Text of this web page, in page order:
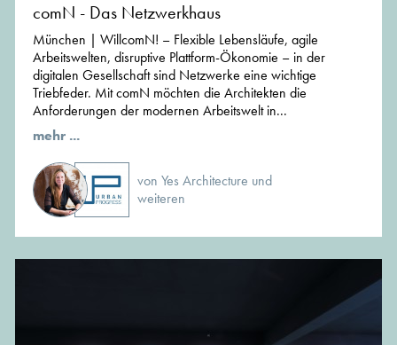
comN - Das Netzwerkhaus
München | WillcomN! – Flexible Lebensläufe, agile
Arbeitswelten, disruptive Plattform-Ökonomie – in der
digitalen Gesellschaft sind Netzwerke eine wichtige
Triebfeder. Mit comN möchten die Architekten die
Anforderungen der modernen Arbeitswelt in...
mehr ...
von Yes Architecture und
weiteren